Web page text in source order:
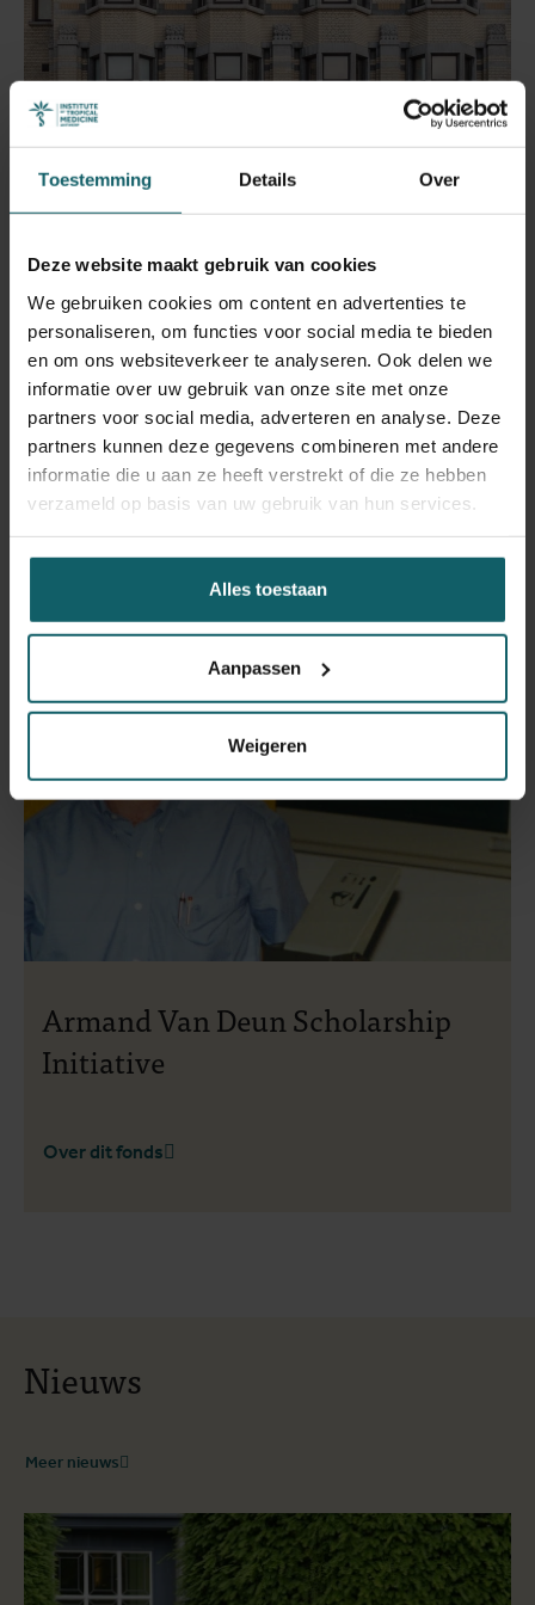
Toestemming Details Over
Deze website maakt gebruik van cookies
We gebruiken cookies om content en advertenties te
personaliseren, om functies voor social media te bieden
en om ons websiteverkeer te analyseren. Ook delen we
informatie over uw gebruik van onze site met onze
partners voor social media, adverteren en analyse. Deze
partners kunnen deze gegevens combineren met andere
informatie die u aan ze heeft verstrekt of die ze hebben
verzameld op basis van uw gebruik van hun services.
Alles toestaan
Aanpassen
Weigeren
ITG-erfgoedfonds
Over dit fonds
Armand Van Deun Scholarship
Initiative
Over dit fonds
Nieuws
Meer nieuws